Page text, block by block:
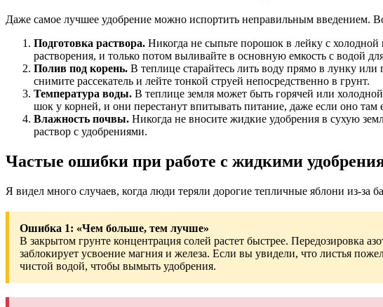
Даже самое лучшее удобрение можно испортить неправильным введением.
Подготовка раствора. Никогда не сыпьте порошок в лейку с
растворения, и только потом выливайте в основную емкость с водой
Полив под корень. В теплице старайтесь лить воду прямо в лунку
снимите рассекатель и лейте тонкой струей непосредственно в грунт.
Температура воды. В теплице земля может быть горячей или
шок у корней, и они перестанут впитывать питание, даже если оно там
Влажность почвы. Никогда не вносите жидкие удобрения в сухую
раствор с удобрениями.
Частые ошибки при работе с жидкими
Я видел много случаев, когда люди теряли дорогие тепличные яблони из-за
Ошибка 1: «Чем больше, тем лучше»
В закрытом грунте концентрация солей растет быстрее. Передозировка
заблокирует усвоение магния и железа. Если вы увидели, что листья
чистой водой, чтобы вымыть удобрения.